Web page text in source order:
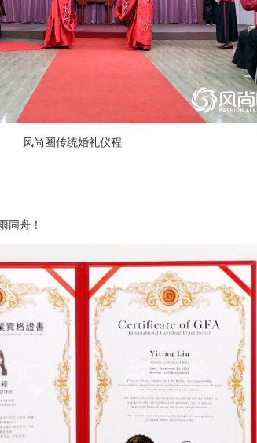
风尚圈传统婚礼仪程
同舟！